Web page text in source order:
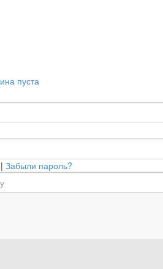
пуста
| Забыли пароль?